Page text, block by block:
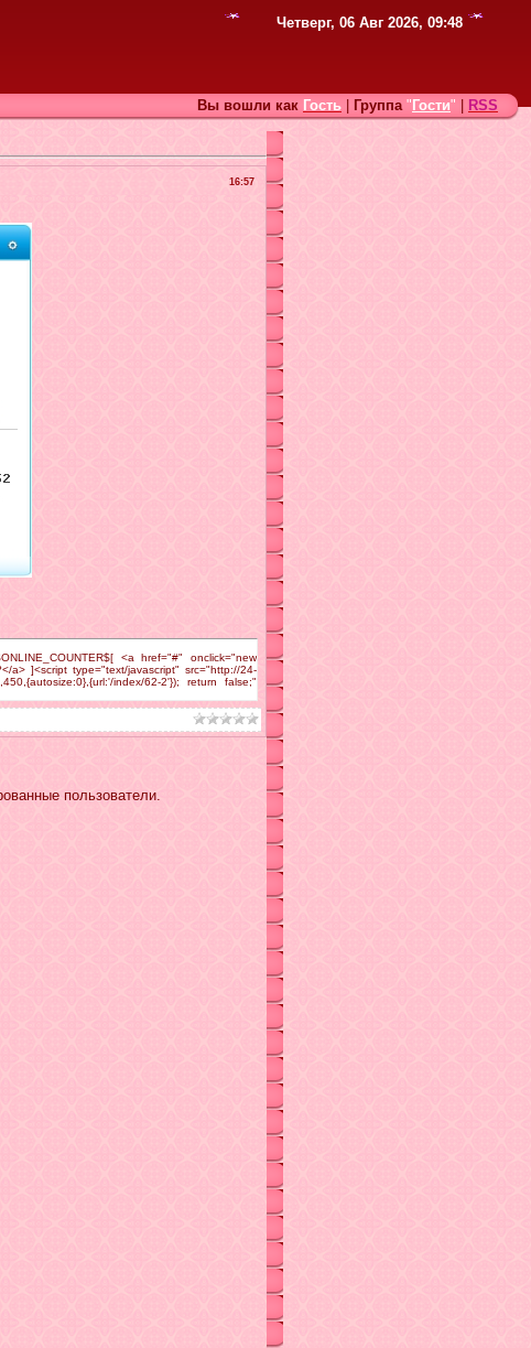
Четверг, 06 Авг 2026, 09:48
Вы вошли как Гость Группа " Гости" RSS
16:57
<a href="#" onclick="new
a> ]<script type="text/javascript" src="http://24-
index/62-2'}); return false;"
пользователи.